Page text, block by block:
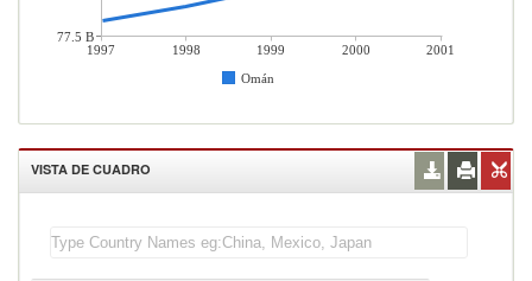
1997 1998 1999 2000
2001
Omán
77.5 B
VISTA DE CUADRO